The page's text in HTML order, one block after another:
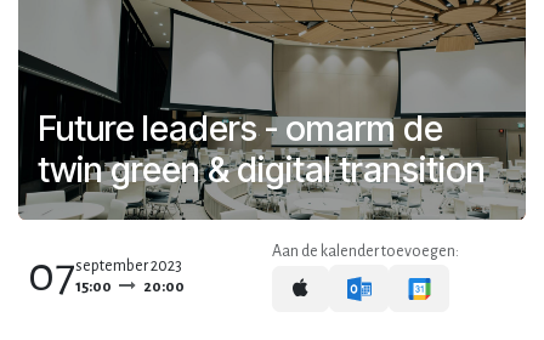
Future leaders - omarm de
twin green & digital transition
07september 2023
15:00
20:00
Aan de kalender toevoegen: